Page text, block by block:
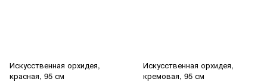
Искусственная орхидея,
красная, 95 см
Искусственная орхидея,
кремовая, 95 см